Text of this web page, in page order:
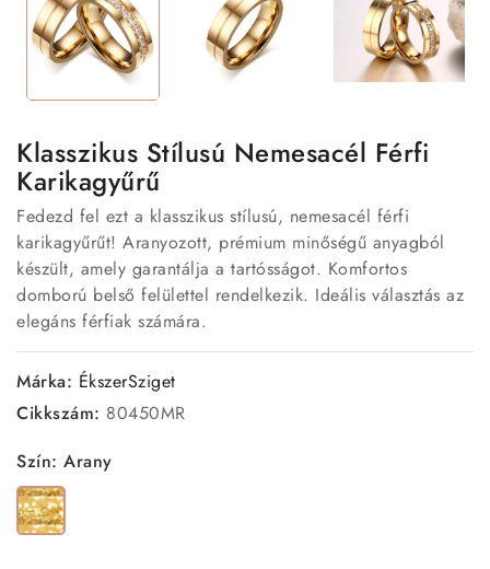
Klasszikus Stílusú Nemesacél Férfi
Karikagyűrű
Fedezd fel ezt a klasszikus stílusú, nemesacél férfi
karikagyűrűt! Aranyozott, prémium minőségű anyagból
készült, amely garantálja a tartósságot. Komfortos
domború belső felülettel rendelkezik. Ideális választás az
elegáns férfiak számára.
Márka: ÉkszerSziget
Cikkszám: 80450MR
Szín: Arany
Arany